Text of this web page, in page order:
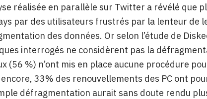
réalisée en parallèle sur Twitter a révélé que
par des utilisateurs frustrés par la lenteur de
des données. Or selon l’étude de
interrogés ne considèrent pas la
(56 %) n’ont mis en place aucune procédure
33% des renouvellements des PC ont
défragmentation aurait sans doute rendu